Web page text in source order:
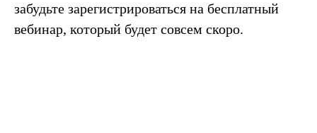
забудьте зарегистрироваться на бесплатный
вебинар, который будет совсем скоро.